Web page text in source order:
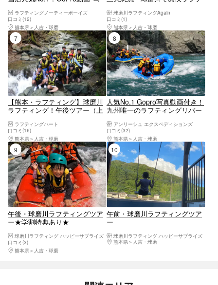
ス！ラフティングノーティーボーイズ
口コミ(12)
熊本県
人吉・球磨
ぶらOK＆写真無料プレゼント
球磨川ラフティングAgain
口コミ(1)
熊本県
人吉・球磨
7位
【熊本・ラフティング】球磨川
ラフティング！午後ツアー（上
（子供料金割引あり）
ラフティングハート
口コミ(16)
熊本県
人吉・球磨
8位
人気No.1 Gopro写真動画付き！
九州唯一のラフティングリバー
本・人吉・ラフティング】
アンリーシュ エクスペディションズ
口コミ(32)
熊本県
人吉・球磨
9位
午後・球磨川ラフティングツア
ー★学割特典あり★
球磨川ラフティング ハッピーサプライズ
口コミ(3)
熊本県
人吉・球磨
10位
午前・球磨川ラフティングツア
ー
球磨川ラフティング ハッピーサプライズ
熊本県
人吉・球磨